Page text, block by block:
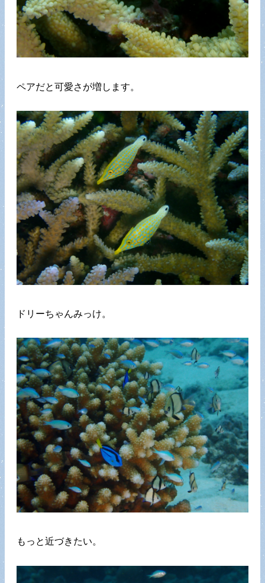
ペアだと可愛さが増します。
ドリーちゃんみっけ。
もっと近づきたい。